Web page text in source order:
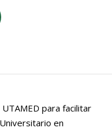
para facilitar
en